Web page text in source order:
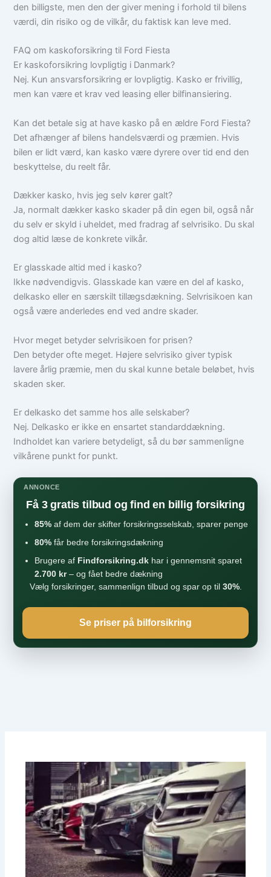
den billigste, men den der giver mening i forhold til bilens
værdi, din risiko og de vilkår, du faktisk kan leve med.
FAQ om kaskoforsikring til Ford Fiesta
Er kaskoforsikring lovpligtig i Danmark?
Nej. Kun ansvarsforsikring er lovpligtig. Kasko er frivillig,
men kan være et krav ved leasing eller bilfinansiering.
Kan det betale sig at have kasko på en ældre Ford Fiesta?
Det afhænger af bilens handelsværdi og præmien. Hvis
bilen er lidt værd, kan kasko være dyrere over tid end den
beskyttelse, du reelt får.
Dækker kasko, hvis jeg selv kører galt?
Ja, normalt dækker kasko skader på din egen bil, også når
du selv er skyld i uheldet, med fradrag af selvrisiko. Du skal
dog altid læse de konkrete vilkår.
Er glasskade altid med i kasko?
Ikke nødvendigvis. Glasskade kan være en del af kasko,
delkasko eller en særskilt tillægsdækning. Selvrisikoen kan
også være anderledes end ved andre skader.
Hvor meget betyder selvrisikoen for prisen?
Den betyder ofte meget. Højere selvrisiko giver typisk
lavere årlig præmie, men du skal kunne betale beløbet, hvis
skaden sker.
Er delkasko det samme hos alle selskaber?
Nej. Delkasko er ikke en ensartet standarddækning.
Indholdet kan variere betydeligt, så du bør sammenligne
vilkårene punkt for punkt.
ANNONCE
Få 3 gratis tilbud og find en billig forsikring
85% af dem der skifter forsikringsselskab, sparer penge
80% får bedre forsikringsdækning
Brugere af Findforsikring.dk har i gennemsnit sparet
2.700 kr– og fået bedre dækning
Vælg forsikringer, sammenlign tilbud og spar op til 30%.
Se priser på bilforsikring